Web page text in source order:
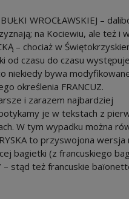
WROCŁAWSKIEJ –
na Kociewiu, ale też i
– chociaż w
od czasu do czasu
niekiedy bywa
określenia FRANCUZ.
i zarazem najbardziej
je w tekstach z
W tym wypadku można
to przyswojona wersja
bagietki (z francuskiego
– stąd też francuskie